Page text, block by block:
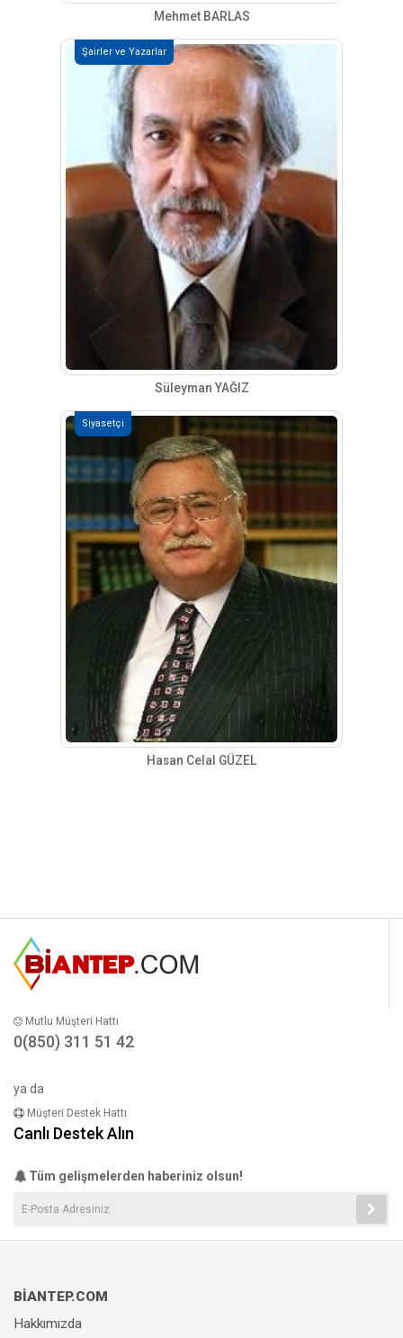
Mehmet BARLAS
Şairler ve Yazarlar
Süleyman YAĞIZ
Siyasetçi
Hasan Celal GÜZEL
Mutlu Müşteri Hattı
0(850) 311 51 42
ya da
Müşteri Destek Hattı
Canlı Destek Alın
Tüm gelişmelerden haberiniz olsun!
BİANTEP.COM
Hakkımızda